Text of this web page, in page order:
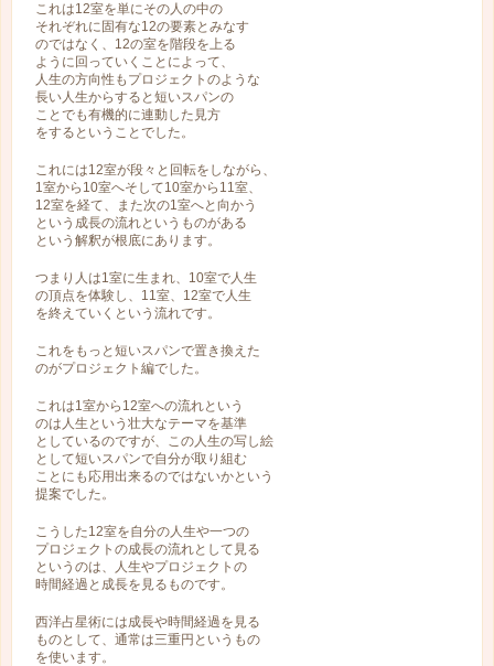
これは12室を単にその人の中の
それぞれに固有な12の要素とみなす
のではなく、12の室を階段を上る
ように回っていくことによって、
人生の方向性もプロジェクトのような
長い人生からすると短いスパンの
ことでも有機的に連動した見方
をするということでした。
これには12室が段々と回転をしながら、
1室から10室へそして10室から11室、
12室を経て、また次の1室へと向かう
という成長の流れというものがある
という解釈が根底にあります。
つまり人は1室に生まれ、10室で人生
の頂点を体験し、11室、12室で人生
を終えていくという流れです。
これをもっと短いスパンで置き換えた
のがプロジェクト編でした。
これは1室から12室への流れという
のは人生という壮大なテーマを基準
としているのですが、この人生の写し絵
として短いスパンで自分が取り組む
ことにも応用出来るのではないかという
提案でした。
こうした12室を自分の人生や一つの
プロジェクトの成長の流れとして見る
というのは、人生やプロジェクトの
時間経過と成長を見るものです。
西洋占星術には成長や時間経過を見る
ものとして、通常は三重円というもの
を使います。